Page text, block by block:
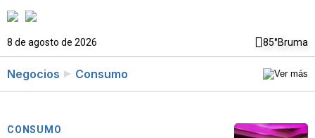
8 de agosto de 2026 85°Bruma
Negocios Consumo
CONSUMO